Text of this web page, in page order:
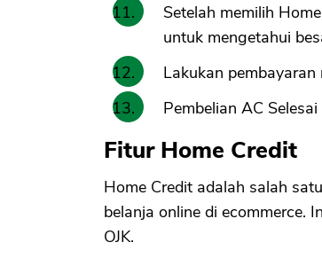
Setelah memilih
untuk mengetahui
Lakukan
Pembelian AC Selesai
Fitur Home Credit
Home Credit adalah salah
belanja online di ecommerce.
OJK.